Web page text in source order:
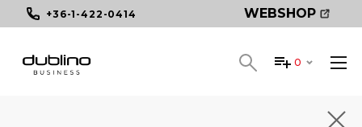
+36-1-422-0414 WEBSHOP
0